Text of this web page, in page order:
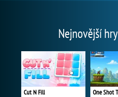
Nejnovější hry
Cut N Fill